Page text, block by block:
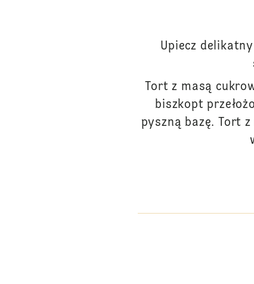
Upiecz
Tort z masą
biszkopt
pyszną bazę. Tort